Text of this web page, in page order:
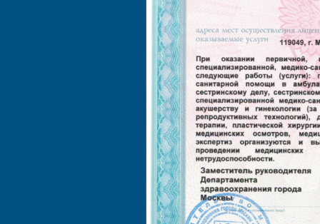
Показания и виды
реабилитации